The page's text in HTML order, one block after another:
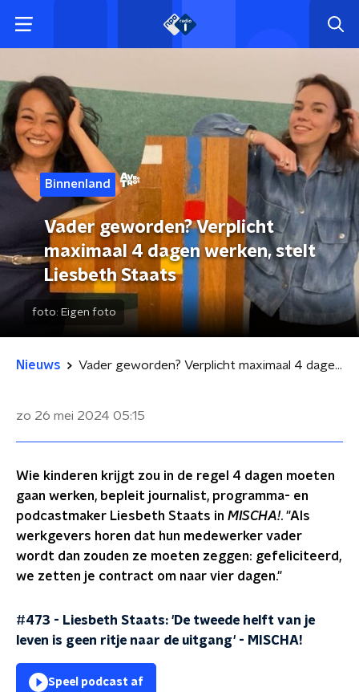
Binnenland
Vader geworden? Verplicht
maximaal 4 dagen werken, stelt
Liesbeth Staats
foto: Eigen foto
Nieuws Vader geworden? Verplicht maximaal 4 dagen werken, stelt Liesbeth Staats
zo 26 mei 2024 05:15
Wie kinderen krijgt zou in de regel 4 dagen moeten
gaan werken, bepleit journalist, programma- en
podcastmaker Liesbeth Staats in MISCHA!. "Als
werkgevers horen dat hun medewerker vader
wordt dan zouden ze moeten zeggen: gefeliciteerd,
we zetten je contract om naar vier dagen."
#473 - Liesbeth Staats: 'De tweede helft van je
leven is geen ritje naar de uitgang' - MISCHA!
Speel podcast af